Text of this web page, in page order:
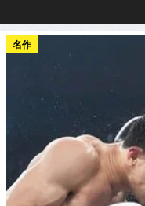
名作